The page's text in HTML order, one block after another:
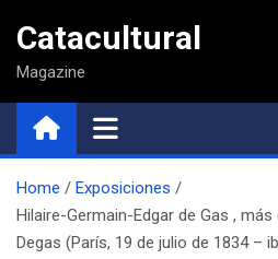
contenido
Catacultural
Magazine
Home
Exposiciones
Hilaire-Germain-Edgar de Gas ,
Degas (París, 19 de julio de 1834 –